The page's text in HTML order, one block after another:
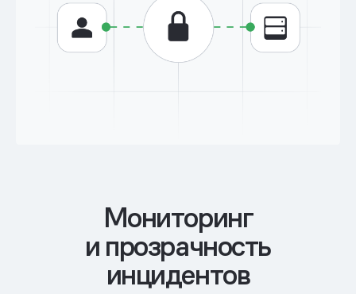
Мониторинг
и прозрачность
инцидентов